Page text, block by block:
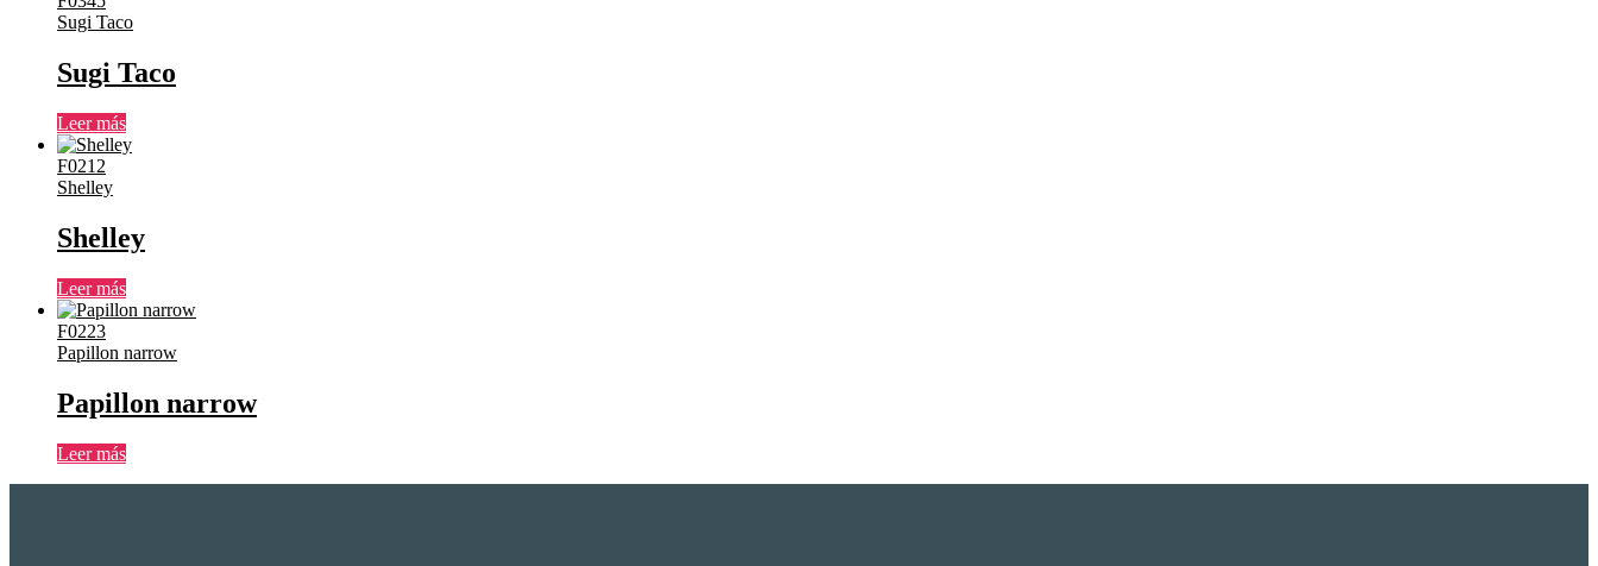
Sugi Taco
Sugi Taco
Leer más
F0212
Shelley
Shelley
Leer más
F0223
Papillon narrow
Papillon narrow
Leer más